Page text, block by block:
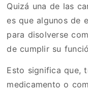
Quizá una de las
es que algunos de
para disolverse
de cumplir su
Esto significa que,
medicamento o